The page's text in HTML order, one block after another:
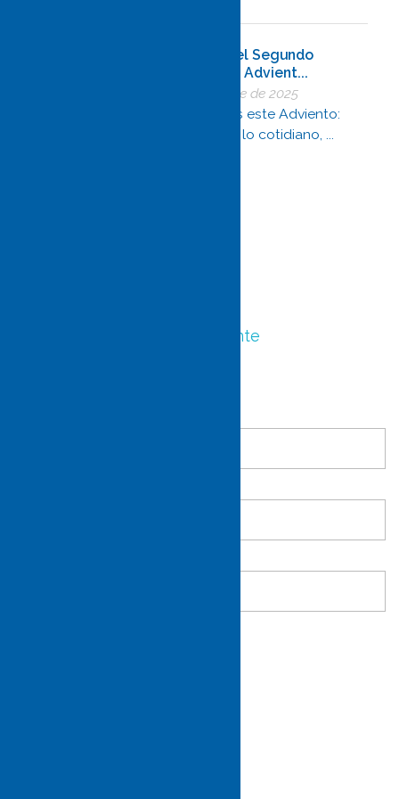
Reflexión del Segundo
Domingo de Advient...
5 de diciembre de 2025
Abre los ojos este Adviento:
Dios está en lo cotidiano, ...